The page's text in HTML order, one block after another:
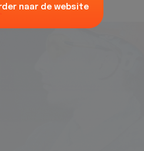
naar de website